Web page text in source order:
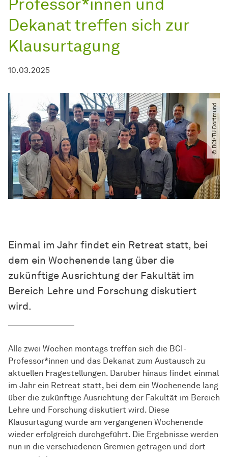
Dekanat treffen sich zur
Klausurtagung
10.03.2025
© BCI​/​TU Dortmund
Einmal im Jahr findet ein Retreat statt, bei
dem ein Wochenende lang über die
zukünftige Ausrichtung der Fakultät im
Bereich Lehre und Forschung diskutiert
wird.
Alle zwei Wochen montags treffen sich die BCI-
Professor*innen und das Dekanat zum Austausch zu
aktuellen Fragestellungen. Darüber hinaus findet einmal
im Jahr ein Retreat statt, bei dem ein Wochenende lang
über die zukünftige Ausrichtung der Fakultät im Bereich
Lehre und Forschung diskutiert wird. Diese
Klausurtagung wurde am vergangenen Wochenende
wieder erfolgreich durchgeführt. Die Ergebnisse werden
nun in die verschiedenen Gremien getragen und dort